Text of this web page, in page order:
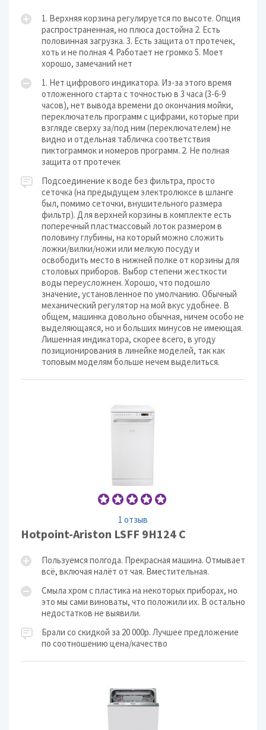
1. Верхняя корзина регулируется по высоте. Опция
распространенная, но плюса достойна 2. Есть
половинная загрузка. 3. Есть защита от протечек,
хоть и не полная 4. Работает не громко 5. Моет
хорошо, замечаний нет
1. Нет цифрового индикатора. Из-за этого время
отложенного старта с точностью в 3 часа (3-6-9
часов), нет вывода времени до окончания мойки,
переключатель программ с цифрами, которые при
взгляде сверху за/под ним (переключателем) не
видно и отдельная табличка соответствия
пиктограммок и номеров программ. 2. Не полная
защита от протечек
Подсоединение к воде без фильтра, просто
сеточка (на предыдущем электролюксе в шланге
был, помимо сеточки, внушительного размера
фильтр). Для верхней корзины в комплекте есть
поперечный пластмассовый лоток размером в
половину глубины, на который можно сложить
ложки/вилки/ножи или мелкую посуду и
освободить место в нижней полке от корзины для
столовых приборов. Выбор степени жесткости
воды переусложнен. Хорошо, что подошло
значение, установленное по умолчанию. Обычный
механический регулятор на мой вкус удобнее. В
общем, машинка довольно обычная, ничем особо не
выделяющаяся, но и больших минусов не имеющая.
Лишенная индикатора, скорее всего, в угоду
позиционирования в линейке моделей, так как
топовым моделям больше нечем выделиться.
1 отзыв
Hotpoint-Ariston LSFF 9H124 C
Пользуемся полгода. Прекрасная машина. Отмывает
всё, включая налёт от чая. Вместительная.
Смыла хром с пластика на некоторых приборах, но
это мы сами виноваты, что положили их. В остально
недостатков не выявили.
Брали со скидкой за 20 000р. Лучшее предложение
по соотношению цена/качество